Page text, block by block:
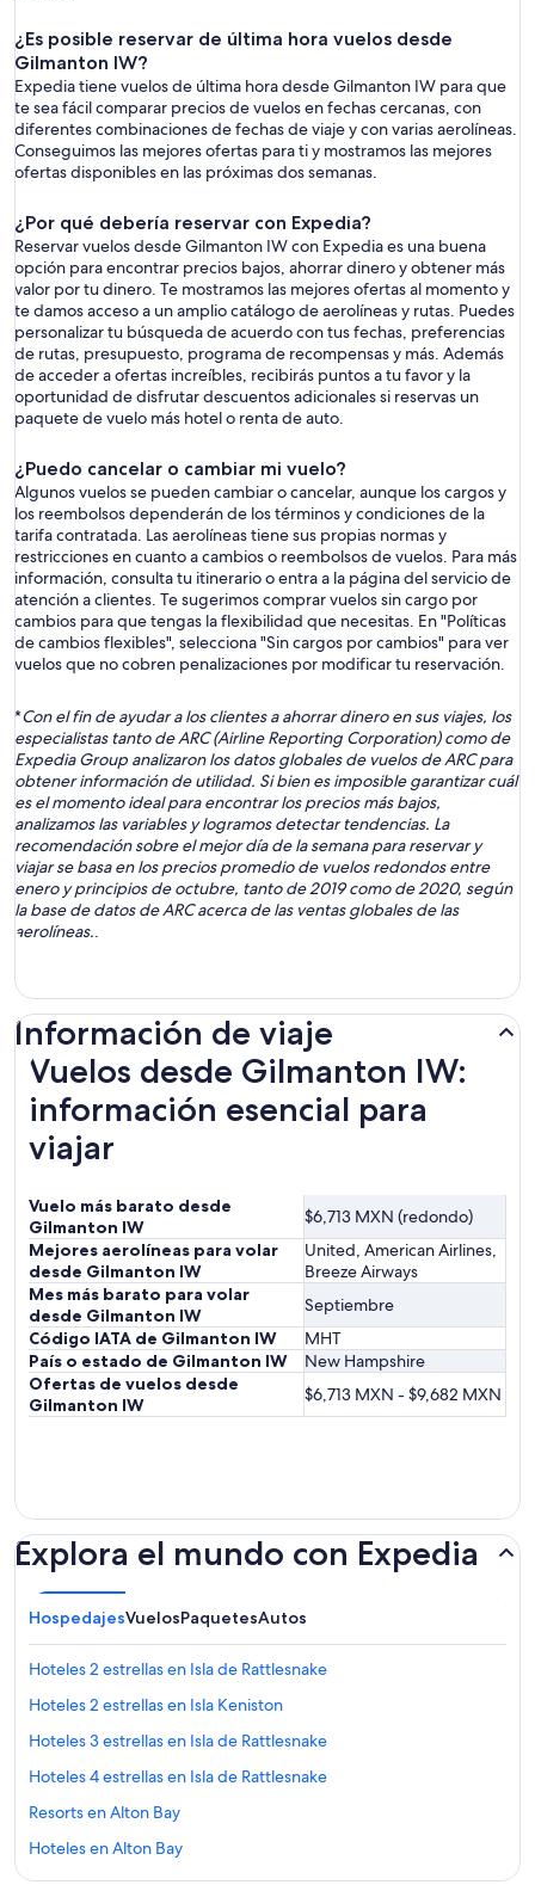
¿Es posible reservar de última hora vuelos desde
Gilmanton IW?
Expedia tiene vuelos de última hora desde Gilmanton IW para que
te sea fácil comparar precios de vuelos en fechas cercanas, con
diferentes combinaciones de fechas de viaje y con varias aerolíneas.
Conseguimos las mejores ofertas para ti y mostramos las mejores
ofertas disponibles en las próximas dos semanas.
¿Por qué debería reservar con Expedia?
Reservar vuelos desde Gilmanton IW con Expedia es una buena
opción para encontrar precios bajos, ahorrar dinero y obtener más
valor por tu dinero. Te mostramos las mejores ofertas al momento y
te damos acceso a un amplio catálogo de aerolíneas y rutas. Puedes
personalizar tu búsqueda de acuerdo con tus fechas, preferencias
de rutas, presupuesto, programa de recompensas y más. Además
de acceder a ofertas increíbles, recibirás puntos a tu favor y la
oportunidad de disfrutar descuentos adicionales si reservas un
paquete de vuelo más hotel o renta de auto.
¿Puedo cancelar o cambiar mi vuelo?
Algunos vuelos se pueden cambiar o cancelar, aunque los cargos y
los reembolsos dependerán de los términos y condiciones de la
tarifa contratada. Las aerolíneas tiene sus propias normas y
restricciones en cuanto a cambios o reembolsos de vuelos. Para más
información, consulta tu itinerario o entra a la página del servicio de
atención a clientes. Te sugerimos comprar vuelos sin cargo por
cambios para que tengas la flexibilidad que necesitas. En "Políticas
de cambios flexibles", selecciona "Sin cargos por cambios" para ver
vuelos que no cobren penalizaciones por modificar tu reservación.
*Con el fin de ayudar a los clientes a ahorrar dinero en sus viajes, los
especialistas tanto de ARC (Airline Reporting Corporation) como de
Expedia Group analizaron los datos globales de vuelos de ARC para
obtener información de utilidad. Si bien es imposible garantizar cuál
es el momento ideal para encontrar los precios más bajos,
analizamos las variables y logramos detectar tendencias. La
recomendación sobre el mejor día de la semana para reservar y
viajar se basa en los precios promedio de vuelos redondos entre
enero y principios de octubre, tanto de 2019 como de 2020, según
la base de datos de ARC acerca de las ventas globales de las
aerolíneas..
Información de viaje
Vuelos desde Gilmanton IW:
información esencial para
viajar
Vuelo más barato desde
Gilmanton IW
$6,713 MXN (redondo)
Mejores aerolíneas para volar
desde Gilmanton IW
United, American Airlines,
Breeze Airways
Mes más barato para volar
desde Gilmanton IW
Septiembre
Código IATA de Gilmanton IW
MHT
País o estado de Gilmanton IW
New Hampshire
Ofertas de vuelos desde
Gilmanton IW
$6,713 MXN - $9,682 MXN
Explora el mundo con Expedia
HospedajesVuelosPaquetesAutos
Hoteles 2 estrellas en Isla de Rattlesnake
Hoteles 2 estrellas en Isla Keniston
Hoteles 3 estrellas en Isla de Rattlesnake
Hoteles 4 estrellas en Isla de Rattlesnake
Resorts en Alton Bay
Hoteles en Alton Bay
Casas de huéspedes en Belmont